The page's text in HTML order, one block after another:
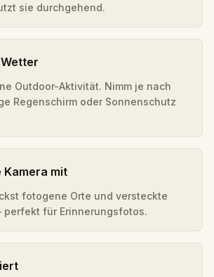
sie durchgehend.
Outdoor-Aktivität. Nimm je nach
Regenschirm oder Sonnenschutz
Kamera mit
fotogene Orte und versteckte
perfekt für Erinnerungsfotos.